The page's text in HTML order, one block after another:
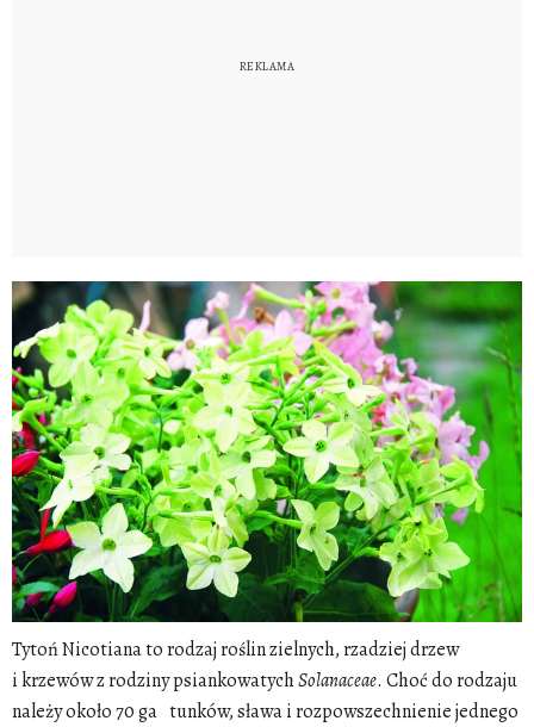
Tytoń Nicotiana to rodzaj roślin zielnych, rzadziej drzew
i krzewów z rodziny psiankowatychSolanaceae. Choć do rodzaju
należy około 70 ga tunków, sława i rozpowszechnienie jednego